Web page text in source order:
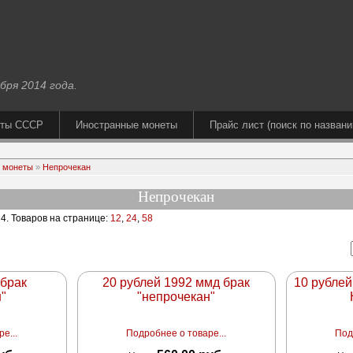
2014 года.
СССР Иностранные монеты Прайс лист (поиск по
монеты» Непрочекан
Непрочекан
. Товаров на странице:12, 24, 58
20 рублей 1992 ммд брак
"непрочекан"
Подробнее о товаре...
10